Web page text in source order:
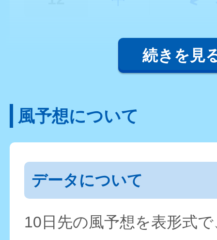
続きを見
風予想について
データについて
10日先の風予想を表形式